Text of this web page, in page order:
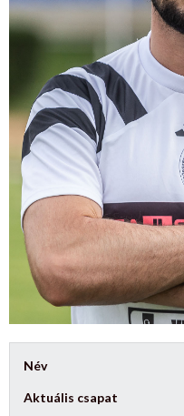
Név
Aktuális csapat